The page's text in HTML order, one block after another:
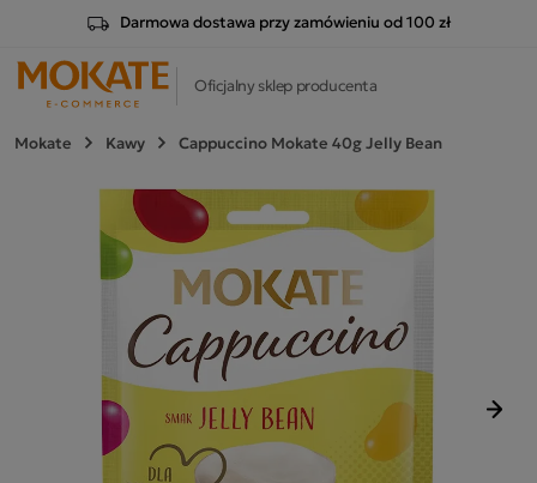
Darmowa dostawa przy zamówieniu od 100 zł
Oficjalny sklep producenta
Mokate Kawy Cappuccino Mokate 40g Jelly Bean